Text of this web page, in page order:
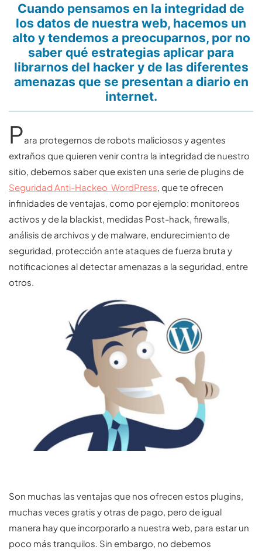
Cuando pensamos en la integridad de
los datos de nuestra web, hacemos un
alto y tendemos a preocuparnos, por no
saber qué estrategias aplicar para
librarnos del hacker y de las diferentes
amenazas que se presentan a diario en
internet.
Para protegernos de robots maliciosos y agentes
extraños que quieren venir contra la integridad de nuestro
sitio, debemos saber que existen una serie de plugins de
Seguridad Anti-Hackeo WordPress, que te ofrecen
infinidades de ventajas, como por ejemplo: monitoreos
activos y de la blackist, medidas Post-hack, firewalls,
análisis de archivos y de malware, endurecimiento de
seguridad, protección ante ataques de fuerza bruta y
notificaciones al detectar amenazas a la seguridad, entre
otros.
Son muchas las ventajas que nos ofrecen estos plugins,
muchas veces gratis y otras de pago, pero de igual
manera hay que incorporarlo a nuestra web, para estar un
poco más tranquilos. Sin embargo, no debemos